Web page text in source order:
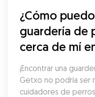
¿Cómo
guardería de
cerca de mí
¡Encontrar una
Getxo no podría ser
cuidadores de